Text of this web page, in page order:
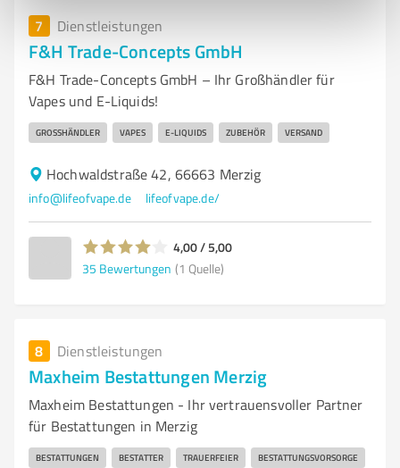
7 Dienstleistungen
F&H Trade-Concepts GmbH
F&H Trade-Concepts GmbH – Ihr Großhändler für
Vapes und E-Liquids!
GROSSHÄNDLER VAPES E-LIQUIDS ZUBEHÖR VERSAND
Hochwaldstraße 42, 66663 Merzig
info@lifeofvape.de lifeofvape.de/
4,00 / 5,00
35 Bewertungen (1 Quelle)
8 Dienstleistungen
Maxheim Bestattungen Merzig
Maxheim Bestattungen - Ihr vertrauensvoller Partner
für Bestattungen in Merzig
BESTATTUNGEN BESTATTER TRAUERFEIER BESTATTUNGSVORSORGE